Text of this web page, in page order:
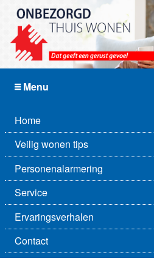
Menu
Home
Veilig wonen tips
Personenalarmering
Service
Ervaringsverhalen
Contact